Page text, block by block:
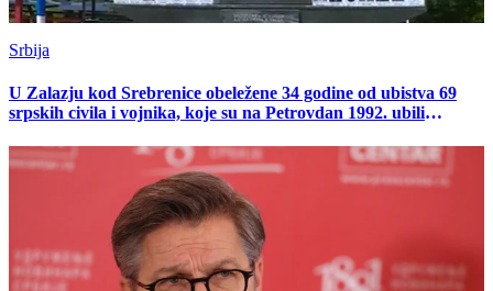
Srbija
U Zalazju kod Srebrenice obeležene 34 godine od ubistva 69
srpskih civila i vojnika, koje su na Petrovdan 1992. ubili